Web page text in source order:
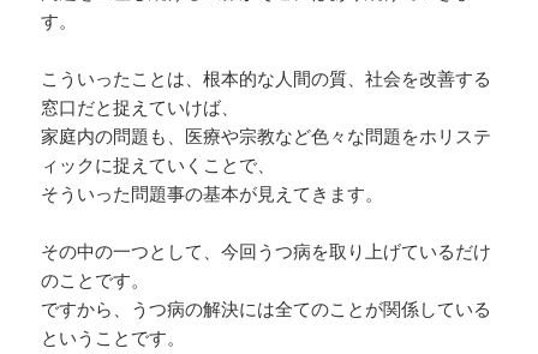
す。
こういったことは、根本的な人間の質、社会を改善する
窓口だと捉えていけば、
家庭内の問題も、医療や宗教など色々な問題をホリステ
ィックに捉えていくことで、
そういった問題事の基本が見えてきます。
その中の一つとして、今回うつ病を取り上げているだけ
のことです。
ですから、うつ病の解決には全てのことが関係している
ということです。